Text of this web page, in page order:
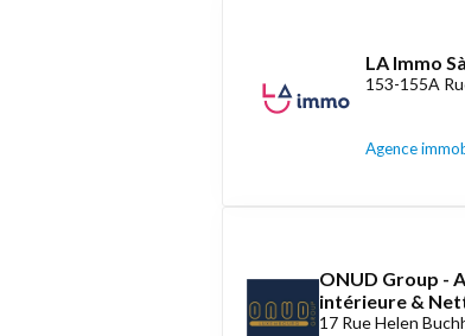
LA Immo
153-155A
Agence
ONUD Group -
intérieure &
17 Rue Helen